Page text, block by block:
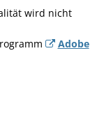
wird nicht
Adobe